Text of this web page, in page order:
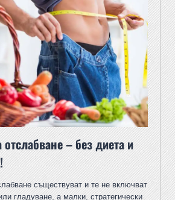
отслабване – без диета и
съществуват и те не включват
гладуване, а малки, стратегически